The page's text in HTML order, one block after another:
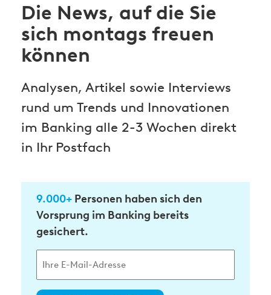
Die News, auf die Sie
sich montags freuen
können
Analysen, Artikel sowie Interviews
rund um Trends und Innovationen
im Banking alle 2-3 Wochen direkt
in Ihr Postfach
9.000+ Personen haben sich den
Vorsprung im Banking bereits
gesichert.